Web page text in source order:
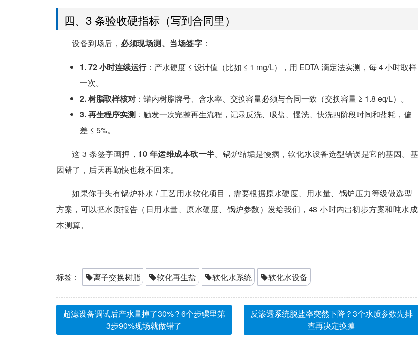
四、3 条验收硬指标（写到合同里）
设备到场后， 必须现场测、当场签字 ：
1. 72 小时连续运行：产水硬度 ≤ 设计值（比如 ≤ 1 mg/L），用 EDTA 滴定法实测，每 4 小时取样
一次。
2. 树脂取样核对 ：罐内树脂牌号、含水率、交换容量必须与合同一致（交换容量 ≥ 1.8 eq/L）。
3. 再生程序实测 ：触发一次完整再生流程，记录反洗、吸盐、慢洗、快洗四阶段时间和盐耗，偏
差 ≤ 5%。
这 3 条签字画押， 10 年运维成本砍一半。锅炉结垢是慢病，软化水设备选型错误是它的基因。基
因错了，后天再勤快也救不回来。
如果你手头有锅炉补水 / 工艺用水软化项目，需要根据原水硬度、用水量、锅炉压力等级做选型
方案，可以把水质报告（日用水量、原水硬度、锅炉参数）发给我们，48 小时内出初步方案和吨水成
本测算。
标签： 离子交换树脂 软化再生盐 软化水系统 软化水设备
超滤设备调试后产水量掉了30%？6个步骤里第
3步90%现场就做错了
反渗透系统脱盐率突然下降？3个水质参数先排
查再决定换膜